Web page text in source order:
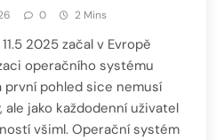
0 2 Mins
2025 začal v Evropě
operačního systému
první pohled sice nemusí
ale jako každodenní uživatel
všiml. Operační systém